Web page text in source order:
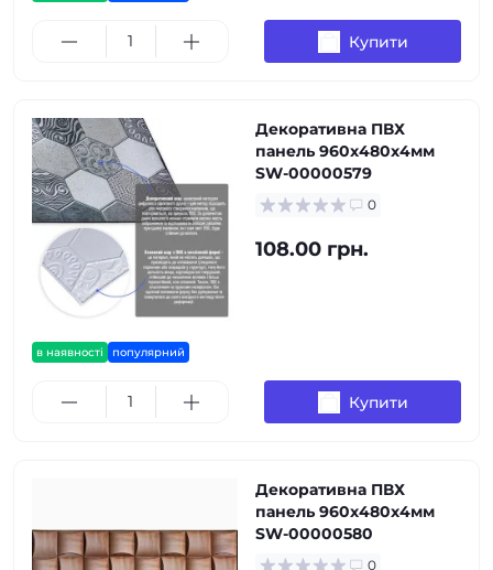
Купити
в наявності популярний
Декоративна ПВХ
панель 960х480х4мм
SW-00000579
0
108.00 грн.
Купити
Декоративна ПВХ
панель 960х480х4мм
SW-00000580
0